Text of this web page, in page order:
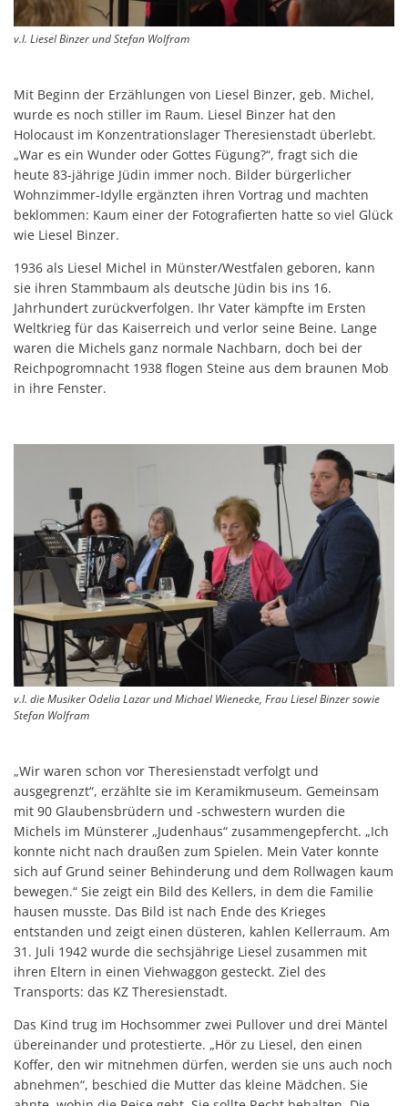
v.l. Liesel Binzer und Stefan Wolfram
Mit Beginn der Erzählungen von Liesel Binzer, geb. Michel,
wurde es noch stiller im Raum. Liesel Binzer hat den
Holocaust im Konzentrationslager Theresienstadt überlebt.
„War es ein Wunder oder Gottes Fügung?“, fragt sich die
heute 83-jährige Jüdin immer noch. Bilder bürgerlicher
Wohnzimmer-Idylle ergänzten ihren Vortrag und machten
beklommen: Kaum einer der Fotografierten hatte so viel Glück
wie Liesel Binzer.
1936 als Liesel Michel in Münster/Westfalen geboren, kann
sie ihren Stammbaum als deutsche Jüdin bis ins 16.
Jahrhundert zurückverfolgen. Ihr Vater kämpfte im Ersten
Weltkrieg für das Kaiserreich und verlor seine Beine. Lange
waren die Michels ganz normale Nachbarn, doch bei der
Reichpogromnacht 1938 flogen Steine aus dem braunen Mob
in ihre Fenster.
v.l. die Musiker Odelia Lazar und Michael Wienecke, Frau Liesel Binzer sowie
Stefan Wolfram
„Wir waren schon vor Theresienstadt verfolgt und
ausgegrenzt“, erzählte sie im Keramikmuseum. Gemeinsam
mit 90 Glaubensbrüdern und -schwestern wurden die
Michels im Münsterer „Judenhaus“ zusammengepfercht. „Ich
konnte nicht nach draußen zum Spielen. Mein Vater konnte
sich auf Grund seiner Behinderung und dem Rollwagen kaum
bewegen.“ Sie zeigt ein Bild des Kellers, in dem die Familie
hausen musste. Das Bild ist nach Ende des Krieges
entstanden und zeigt einen düsteren, kahlen Kellerraum. Am
31. Juli 1942 wurde die sechsjährige Liesel zusammen mit
ihren Eltern in einen Viehwaggon gesteckt. Ziel des
Transports: das KZ Theresienstadt.
Das Kind trug im Hochsommer zwei Pullover und drei Mäntel
übereinander und protestierte. „Hör zu Liesel, den einen
Koffer, den wir mitnehmen dürfen, werden sie uns auch noch
abnehmen“, beschied die Mutter das kleine Mädchen. Sie